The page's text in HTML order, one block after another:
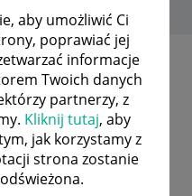
aby umożliwić Ci
poprawiać jej
informacje
Twoich danych
partnerzy, z
Kliknij tutaj, aby
jak korzystamy z
strona zostanie